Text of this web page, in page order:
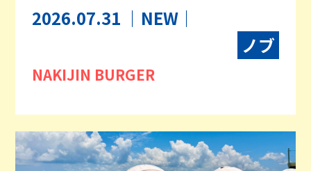
2026.07.31 ｜NEW｜
ノブ
NAKIJIN BURGER